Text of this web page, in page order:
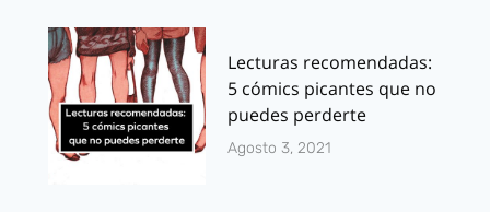
Lecturas recomendadas:
5 cómics picantes que no
puedes perderte
Agosto 3, 2021